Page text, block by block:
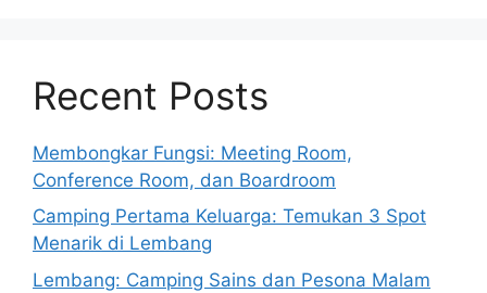
Recent Posts
Membongkar Fungsi: Meeting Room,
Conference Room, dan Boardroom
Camping Pertama Keluarga: Temukan 3 Spot
Menarik di Lembang
Lembang: Camping Sains dan Pesona Malam